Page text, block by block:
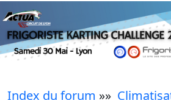
Index du forum »»